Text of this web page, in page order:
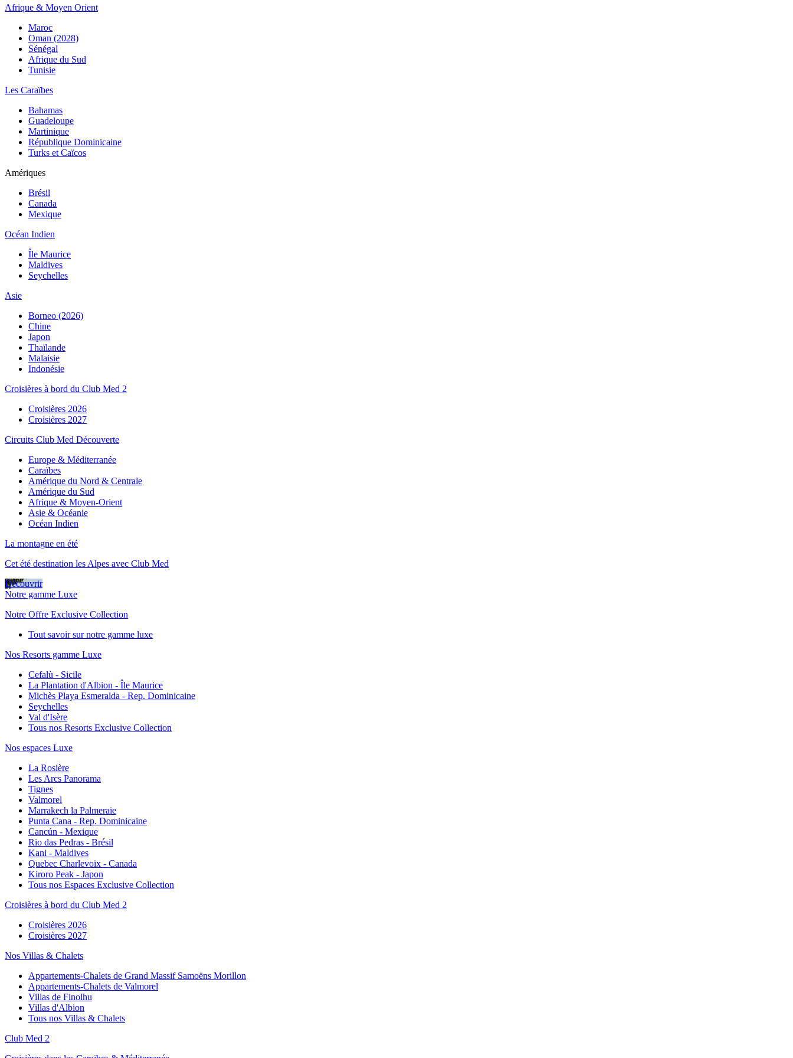
Afrique & Moyen Orient
Maroc
Oman (2028)
Sénégal
Afrique du Sud
Tunisie
Les Caraïbes
Bahamas
Guadeloupe
Martinique
République Dominicaine
Turks et Caïcos
Amériques
Brésil
Canada
Mexique
Océan Indien
Île Maurice
Maldives
Seychelles
Asie
Borneo (2026)
Chine
Japon
Thaïlande
Malaisie
Indonésie
Croisières à bord du Club Med 2
Croisières 2026
Croisières 2027
Circuits Club Med Découverte
Europe & Méditerranée
Caraïbes
Amérique du Nord & Centrale
Amérique du Sud
Afrique & Moyen-Orient
Asie & Océanie
Océan Indien
La montagne en été
Cet été destination les Alpes avec Club Med
Découvrir
Notre gamme Luxe
Notre Offre Exclusive Collection
Tout savoir sur notre gamme luxe
Nos Resorts gamme Luxe
Cefalù - Sicile
La Plantation d'Albion - Île Maurice
Michès Playa Esmeralda - Rep. Dominicaine
Seychelles
Val d'Isère
Tous nos Resorts Exclusive Collection
Nos espaces Luxe
La Rosière
Les Arcs Panorama
Tignes
Valmorel
Marrakech la Palmeraie
Punta Cana - Rep. Dominicaine
Cancún - Mexique
Rio das Pedras - Brésil
Kani - Maldives
Quebec Charlevoix - Canada
Kiroro Peak - Japon
Tous nos Espaces Exclusive Collection
Croisières à bord du Club Med 2
Croisières 2026
Croisières 2027
Nos Villas & Chalets
Appartements-Chalets de Grand Massif Samoëns Morillon
Appartements-Chalets de Valmorel
Villas de Finolhu
Villas d'Albion
Tous nos Villas & Chalets
Club Med 2